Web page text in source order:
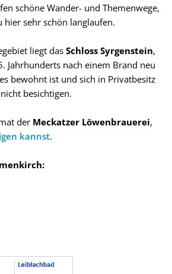
schöne Wander- und Themenwege,
hier sehr schön langlaufen.
liegt das Schloss Syrgenstein,
Jahrhunderts nach einem Brand neu
bewohnt ist und sich in Privatbesitz
besichtigen.
der Meckatzer Löwenbrauerei,
kannst.